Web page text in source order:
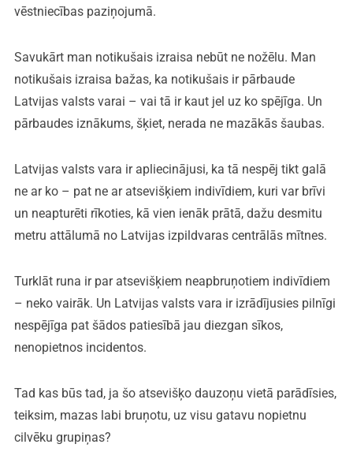
vēstniecības paziņojumā.
Savukārt man notikušais izraisa nebūt ne nožēlu. Man
notikušais izraisa bažas, ka notikušais ir pārbaude
Latvijas valsts varai – vai tā ir kaut jel uz ko spējīga. Un
pārbaudes iznākums, šķiet, nerada ne mazākās šaubas.
Latvijas valsts vara ir apliecinājusi, ka tā nespēj tikt galā
ne ar ko – pat ne ar atsevišķiem indivīdiem, kuri var brīvi
un neapturēti rīkoties, kā vien ienāk prātā, dažu desmitu
metru attālumā no Latvijas izpildvaras centrālās mītnes.
Turklāt runa ir par atsevišķiem neapbruņotiem indivīdiem
– neko vairāk. Un Latvijas valsts vara ir izrādījusies pilnīgi
nespējīga pat šādos patiesībā jau diezgan sīkos,
nenopietnos incidentos.
Tad kas būs tad, ja šo atsevišķo dauzoņu vietā parādīsies,
teiksim, mazas labi bruņotu, uz visu gatavu nopietnu
cilvēku grupiņas?